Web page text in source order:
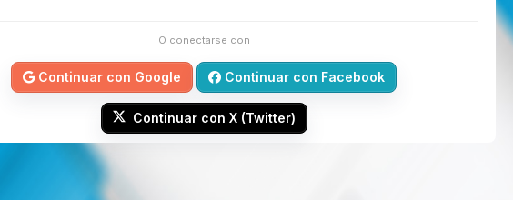
O conectarse con
Continuar con Google Continuar con Facebook
Continuar con X (Twitter)